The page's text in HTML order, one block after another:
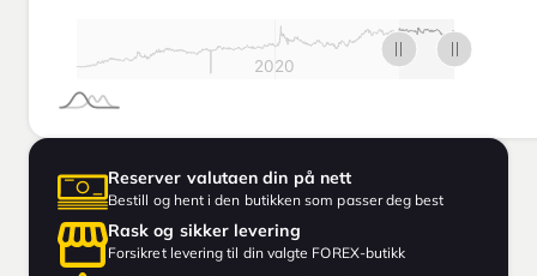
Reserver valutaen din på nett
Bestill og hent i den butikken som passer deg best
Rask og sikker levering
Forsikret levering til din valgte FOREX-butikk